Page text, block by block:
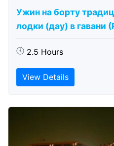
Ужин на борту
лодки (дау) в гавани
2.5 Hours
View Details